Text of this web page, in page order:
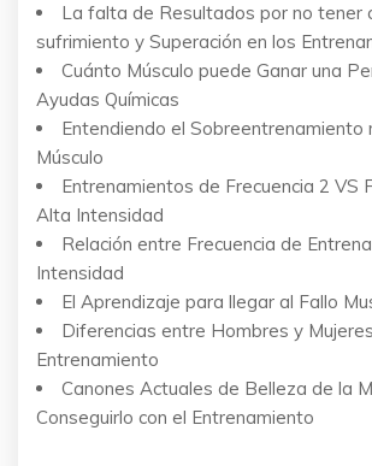
La falta de Resultados por no tener
sufrimiento y Superación en los
Cuánto Músculo puede Ganar una
Ayudas Químicas
Entendiendo el Sobreentrenamiento
Músculo
Entrenamientos de Frecuencia 2 VS
Alta Intensidad
Relación entre Frecuencia de
Intensidad
El Aprendizaje para llegar al Fallo
Diferencias entre Hombres y
Entrenamiento
Canones Actuales de Belleza de la
Conseguirlo con el Entrenamiento